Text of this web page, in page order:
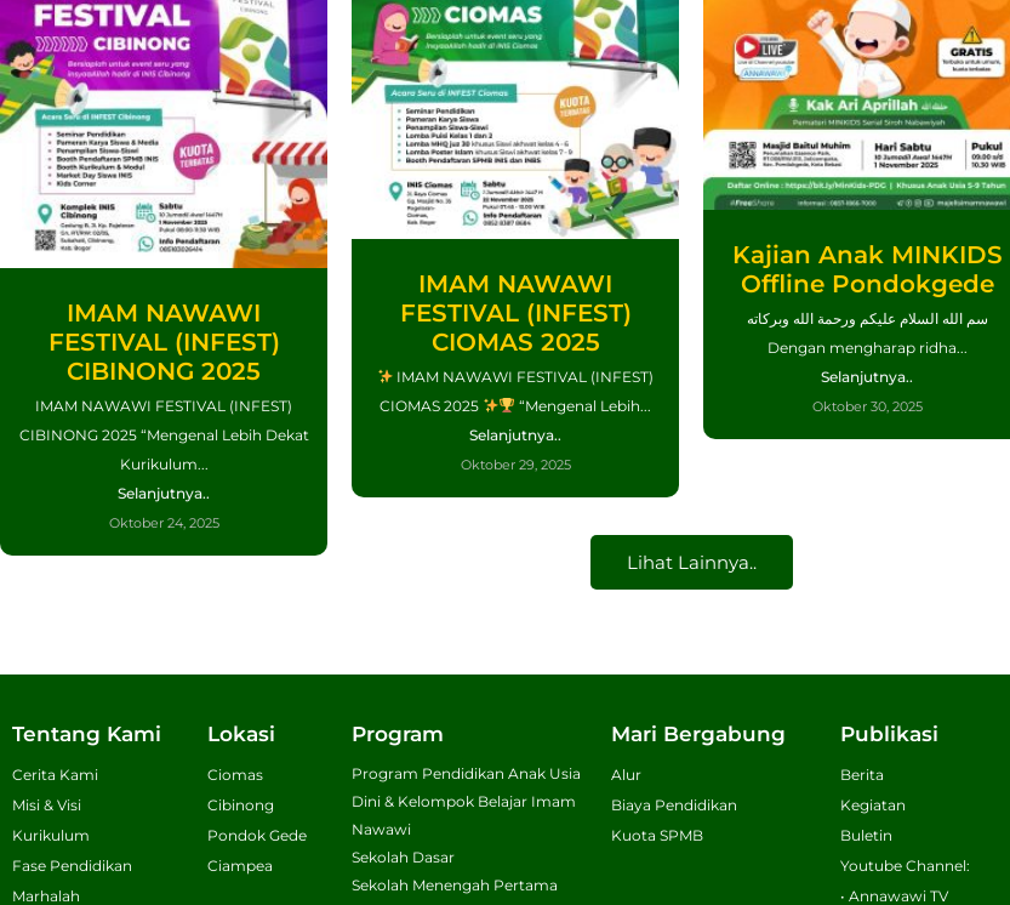
Kajian Anak MINKIDS
Offline Pondokgede
سم الله السلام عليكم ورحمة الله وبركاته
Dengan mengharap ridha...
Selanjutnya..
Oktober 30, 2025
IMAM NAWAWI
FESTIVAL (INFEST)
CIOMAS 2025
IMAM NAWAWI FESTIVAL (INFEST)
CIOMAS 2025
“Mengenal Lebih...
Selanjutnya..
Oktober 29, 2025
IMAM NAWAWI
FESTIVAL (INFEST)
CIBINONG 2025
IMAM NAWAWI FESTIVAL (INFEST)
CIBINONG 2025 “Mengenal Lebih Dekat
Kurikulum...
Selanjutnya..
Oktober 24, 2025
Lihat Lainnya..
Tentang Kami
Cerita Kami
Misi & Visi
Kurikulum
Fase Pendidikan
Marhalah
Lokasi
Ciomas
Cibinong
Pondok Gede
Ciampea
Program
Program Pendidikan Anak Usia
Dini & Kelompok Belajar Imam
Nawawi
Sekolah Dasar
Sekolah Menengah Pertama
Mari Bergabung
Alur
Biaya Pendidikan
Kuota SPMB
Publikasi
Berita
Kegiatan
Buletin
Youtube Channel:
• Annawawi TV